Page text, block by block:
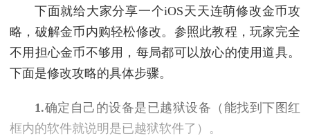
下面就给大家分享一个iOS天天连萌修改金币攻
略，破解金币内购轻松修改。参照此教程，玩家完全
不用担心金币不够用，每局都可以放心的使用道具。
下面是修改攻略的具体步骤。
1.确定自己的设备是已越狱设备（能找到下图红
框内的软件就说明是已越狱软件了）。